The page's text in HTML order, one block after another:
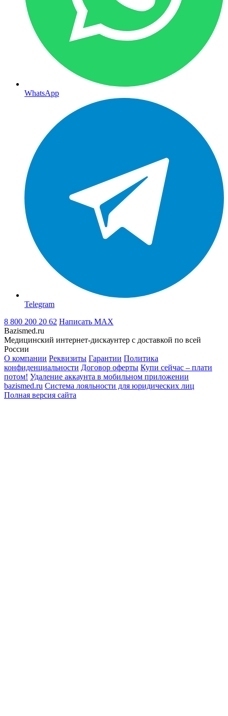
WhatsApp
Telegram
8 800 200 20 62 Написать MAX
Bazismed.ru
Медицинский интернет-дискаунтер с доставкой по всей
России
О компании Реквизиты Гарантии Политика
конфиденциальности Договор оферты Купи сейчас – плати
потом! Удаление аккаунта в мобильном приложении
bazismed.ru Система лояльности для юридических лиц
Полная версия сайта